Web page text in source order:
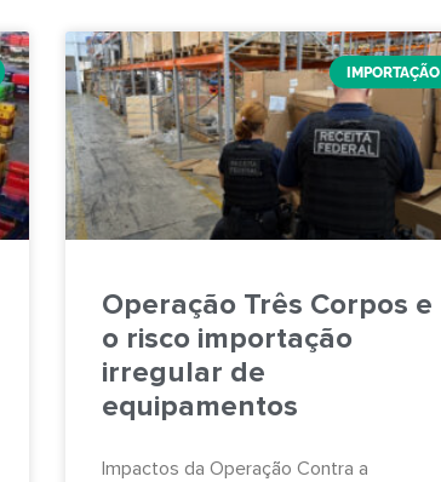
IMPORTAÇÃO
Operação Três Corpos e
o risco importação
irregular de
equipamentos
Impactos da Operação Contra a